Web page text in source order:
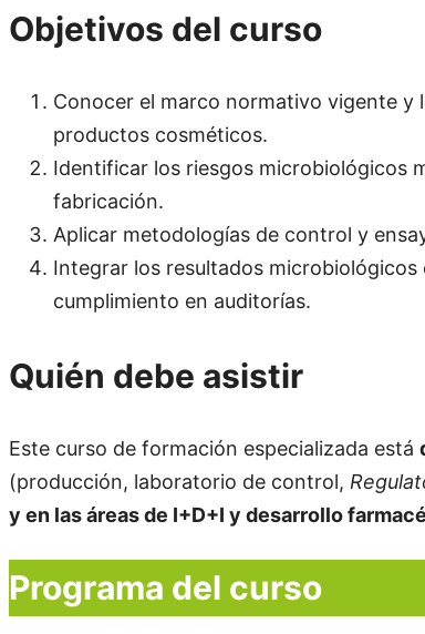
Objetivos del curso
Conocer el marco normativo vigente y
productos cosméticos.
Identificar los riesgos microbiológicos
fabricación.
Aplicar metodologías de control y
Integrar los resultados microbiológicos
cumplimiento en auditorías.
Quién debe asistir
Este curso de formación especializada está
(producción, laboratorio de control,
y en las áreas de I+D+I y desarrollo
Programa del curso